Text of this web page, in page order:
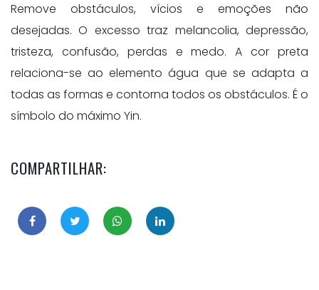
Remove obstáculos, vícios e emoções não
desejadas. O excesso traz melancolia, depressão,
tristeza, confusão, perdas e medo. A cor preta
relaciona-se ao elemento água que se adapta a
todas as formas e contorna todos os obstáculos. É o
símbolo do máximo Yin.
COMPARTILHAR: